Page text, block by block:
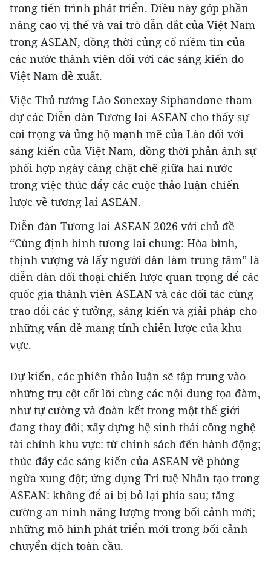
trong tiến trình phát triển. Điều này góp phần
nâng cao vị thế và vai trò dẫn dắt của Việt Nam
trong ASEAN, đồng thời củng cố niềm tin của
các nước thành viên đối với các sáng kiến do
Việt Nam đề xuất.
Việc Thủ tướng Lào Sonexay Siphandone tham
dự các Diễn đàn Tương lai ASEAN cho thấy sự
coi trọng và ủng hộ mạnh mẽ của Lào đối với
sáng kiến của Việt Nam, đồng thời phản ánh sự
phối hợp ngày càng chặt chẽ giữa hai nước
trong việc thúc đẩy các cuộc thảo luận chiến
lược về tương lai ASEAN.
Diễn đàn Tương lai ASEAN 2026 với chủ đề
“Cùng định hình tương lai chung: Hòa bình,
thịnh vượng và lấy người dân làm trung tâm” là
diễn đàn đối thoại chiến lược quan trọng để các
quốc gia thành viên ASEAN và các đối tác cùng
trao đổi các ý tưởng, sáng kiến và giải pháp cho
những vấn đề mang tính chiến lược của khu
vực.
Dự kiến, các phiên thảo luận sẽ tập trung vào
những trụ cột cốt lõi cùng các nội dung tọa đàm,
như tự cường và đoàn kết trong một thế giới
đang thay đổi; xây dựng hệ sinh thái công nghệ
tài chính khu vực: từ chính sách đến hành động;
thúc đẩy các sáng kiến của ASEAN về phòng
ngừa xung đột; ứng dụng Trí tuệ Nhân tạo trong
ASEAN: không để ai bị bỏ lại phía sau; tăng
cường an ninh năng lượng trong bối cảnh mới;
những mô hình phát triển mới trong bối cảnh
chuyển dịch toàn cầu.